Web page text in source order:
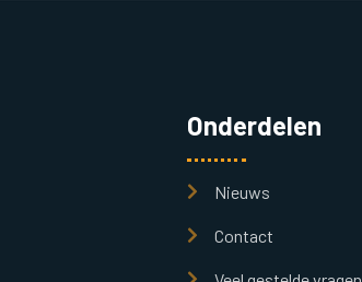
Onderdelen
Nieuws
Contact